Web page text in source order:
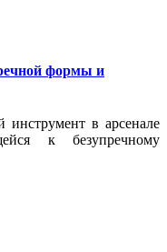
формы и
инструмент в арсенале
к безупречному